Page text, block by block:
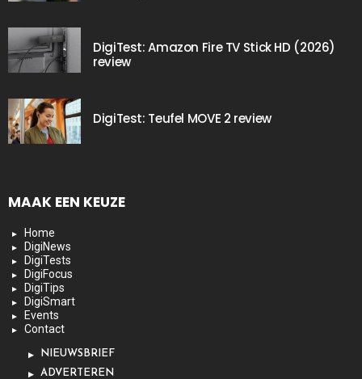
DigiTest: Amazon Fire TV Stick HD (2026)
review
DigiTest: Teufel MOVE 2 review
MAAK EEN KEUZE
Home
DigiNews
DigiTests
DigiFocus
DigiTips
DigiSmart
Events
Contact
NIEUWSBRIEF
ADVERTEREN